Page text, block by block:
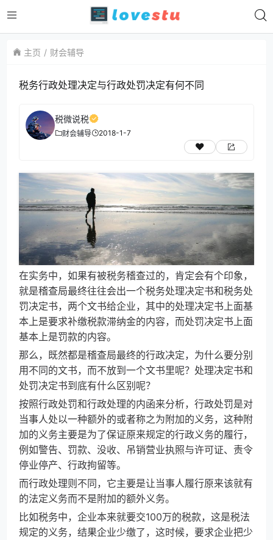
主页 财会辅导
税务行政处理决定与行政处罚决定有何不同
税微说税
财会辅导 2018-1-7
在实务中，如果有被税务稽查过的，肯定会有个印象，
就是稽查局最终往往会出一个税务处理决定书和税务处
罚决定书，两个文书给企业，其中的处理决定书上面基
本上是要求补缴税款滞纳金的内容，而处罚决定书上面
基本上是罚款的内容。
那么，既然都是稽查局最终的行政决定，为什么要分别
用不同的文书，而不放到一个文书里呢？处理决定书和
处罚决定书到底有什么区别呢？
按照行政处罚和行政处理的内函来分析，行政处罚是对
当事人处以一种额外的或者称之为附加的义务，这种附
加的义务主要是为了保证原来规定的行政义务的履行，
例如警告、罚款、没收、吊销营业执照与许可证、责令
停业停产、行政拘留等。
而行政处理则不同，它主要是让当事人履行原来该就有
的法定义务而不是附加的额外义务。
比如税务中，企业本来就要交100万的税款，这是税法
规定的义务，结果企业少缴了，这时候，要求企业把少